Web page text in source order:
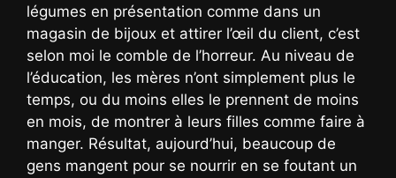
légumes en présentation comme dans un
magasin de bijoux et attirer l’œil du client, c’est
selon moi le comble de l’horreur. Au niveau de
l’éducation, les mères n’ont simplement plus le
temps, ou du moins elles le prennent de moins
en mois, de montrer à leurs filles comme faire à
manger. Résultat, aujourd’hui, beaucoup de
gens mangent pour se nourrir en se foutant un